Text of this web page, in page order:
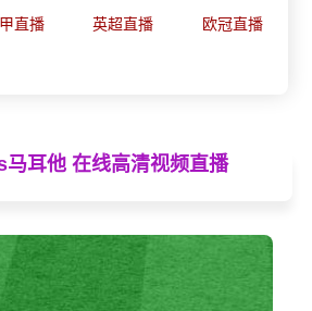
直播 英超直播
欧冠直播
马耳他 在线高清视频直播